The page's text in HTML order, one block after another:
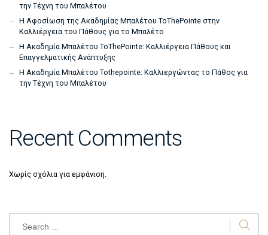
την Τέχνη του Μπαλέτου
Η Αφοσίωση της Ακαδημίας Μπαλέτου ToThePointe στην
Καλλιέργεια του Πάθους για το Μπαλέτο
Η Ακαδημία Μπαλέτου ToThePointe: Καλλιέργεια Πάθους και
Επαγγελματικής Ανάπτυξης
Η Ακαδημία Μπαλέτου Tothepointe: Καλλιεργώντας το Πάθος για
την Τέχνη του Μπαλέτου
Recent Comments
Χωρίς σχόλια για εμφάνιση.